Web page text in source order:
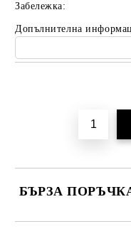
Забележка:
Допълнителна
БЪРЗА